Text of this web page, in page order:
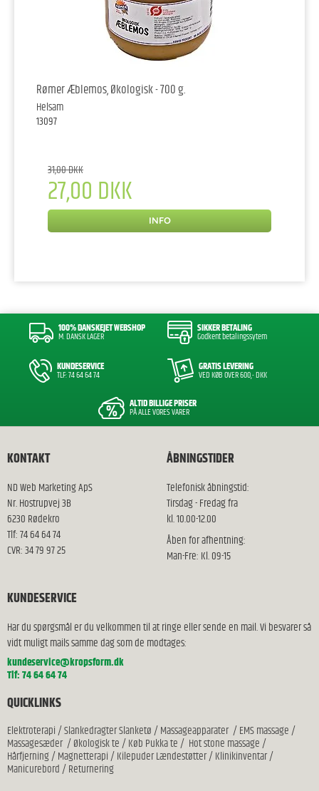
Rømer Æblemos, Økologisk - 700 g.
Helsam
13097
31,00 DKK
27,00 DKK
INFO
100% DANSKEJET WEBSHOP
M. DANSK LAGER
SIKKER BETALING
Godkent betalingssytem
KUNDESERVICE
TLF: 74 64 64 74
GRATIS LEVERING
VED KØB OVER 600,- DKK
ALTID BILLIGE PRISER
PÅ ALLE VORES VARER
KONTAKT
ND Web Marketing ApS
Nr. Hostrupvej 3B
6230 Rødekro
Tlf: 74 64 64 74
CVR: 34 79 97 25
ÅBNINGSTIDER
Telefonisk åbningstid:
Tirsdag - Fredag fra
kl. 10.00-12.00
Åben for afhentning:
Man-Fre: Kl. 09-15
KUNDESERVICE
Har du spørgsmål er du velkommen til at ringe eller sende en mail. Vi besvarer så
vidt muligt mails samme dag som de modtages:
kundeservice@kropsform.dk
Tlf: 74 64 64 74
QUICKLINKS
Elektroterapi/Slankedragter Slanketø/Massageapparater/EMS massage/
Massagesæder/Økologisk te/Køb Pukka te/ Hot stone massage/
Hårfjerning/Magnetterapi/Kilepuder Lændestøtter/Klinikinventar/
Manicurebord/Returnering